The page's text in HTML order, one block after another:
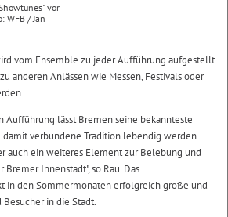
vor
WFB / Jan
vom Ensemble zu jeder Aufführung aufgestellt
anderen Anlässen wie Messen, Festivals oder
lässt Bremen seine bekannteste
verbundene Tradition lebendig werden.
auch ein weiteres Element zur Belebung und
Innenstadt", so Rau. Das
in den Sommermonaten erfolgreich große und
in die Stadt.